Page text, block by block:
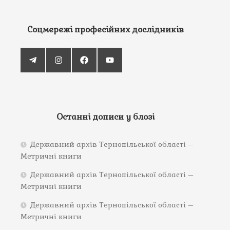
Соцмережі професійних дослідників
Останні дописи у блозі
Державний архів Тернопільської області –
Метричні книги
Державний архів Тернопільської області –
Метричні книги
Державний архів Тернопільської області –
Метричні книги